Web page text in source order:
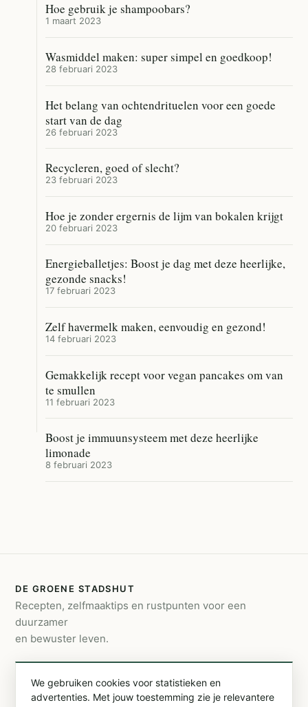
Hoe gebruik je shampoobars?
1 maart 2023
Wasmiddel maken: super simpel en goedkoop!
28 februari 2023
Het belang van ochtendrituelen voor een goede
start van de dag
26 februari 2023
Recycleren, goed of slecht?
23 februari 2023
Hoe je zonder ergernis de lijm van bokalen krijgt
20 februari 2023
Energieballetjes: Boost je dag met deze heerlijke,
gezonde snacks!
17 februari 2023
Zelf havermelk maken, eenvoudig en gezond!
14 februari 2023
Gemakkelijk recept voor vegan pancakes om van
te smullen
11 februari 2023
Boost je immuunsysteem met deze heerlijke
limonade
8 februari 2023
DE GROENE STADSHUT
Recepten, zelfmaaktips en rustpunten voor een
duurzamer
en bewuster leven.
info@degroenestadshut.be
We gebruiken cookies voor statistieken en
advertenties. Met jouw toestemming zie je relevantere